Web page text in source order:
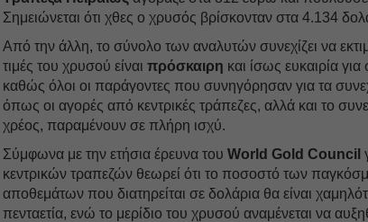
Σημειώνεται ότι χθες ο χρυσός βρίσκονταν στα 4.134
Από την άλλη, το σύνολο των αναλυτών συνεχίζει να
τιμές του χρυσού είναιπρόσκαιρη και ίσως ευκαιρία
καθώς όλοι οι παράγοντες που συνηγόρησαν για τα
όπως οι αγορές από κεντρικές τράπεζες, αλλά και το
χρέος, παραμένουν σε πλήρη ισχύ.
Σύμφωνα με την ετήσια έρευνα τουWorld Gold Council
κεντρικών τραπεζών θεωρεί ότι το ποσοστό των
αποθεμάτων που διατηρείται σε δολάρια θα είναι
πενταετία, ενώ το μερίδιο του χρυσού αναμένεται να